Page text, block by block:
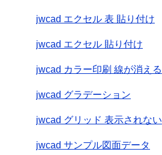
jwcad エクセル 表 貼り付け
jwcad エクセル 貼り付け
jwcad カラー印刷 線が消える
jwcad グラデーション
jwcad グリッド 表示されない
jwcad サンプル図面データ